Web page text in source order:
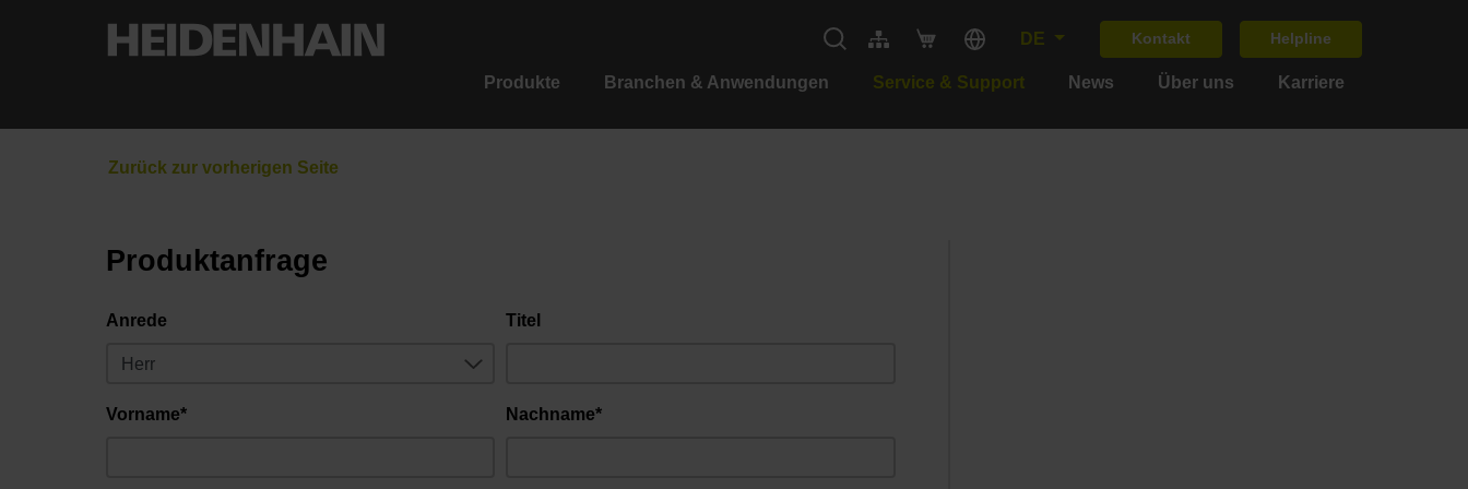
DE Kontakt Helpline
Produkte Branchen & Anwendungen Service & Support News Über uns Karriere
Produktanfrage
Anrede Titel
Vorname* Nachname*